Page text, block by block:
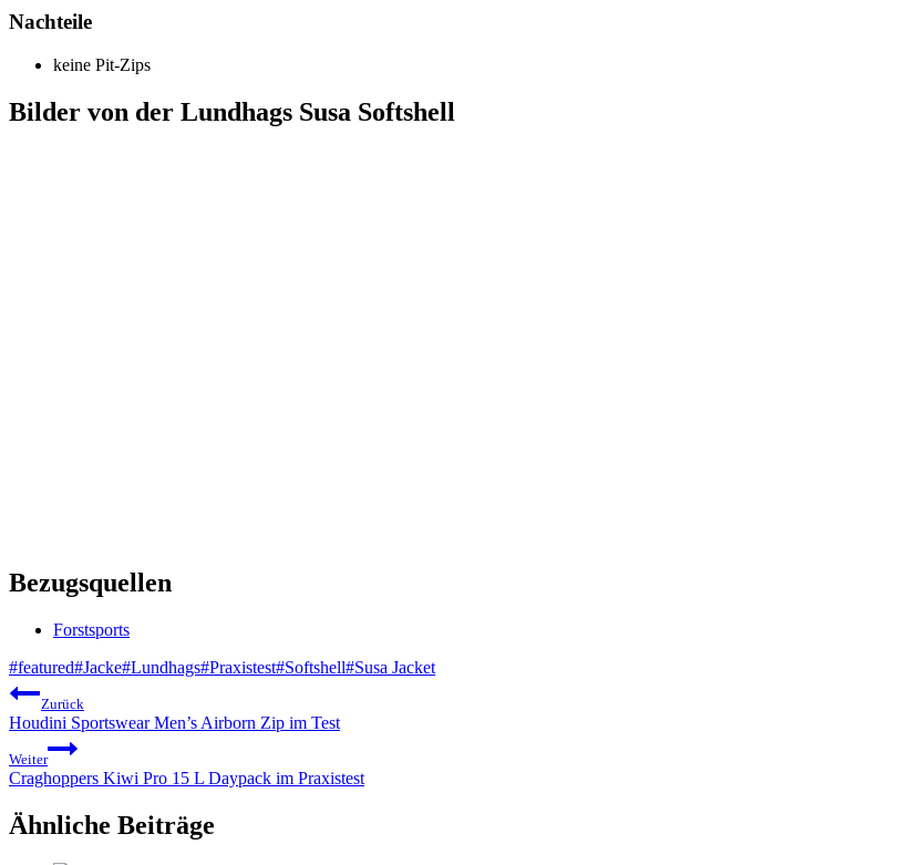
Nachteile
keine Pit-Zips
Bilder von der Lundhags Susa Softshell
Bezugsquellen
Forstsports
Schlagworte:
#featured#Jacke#Lundhags#Praxistest#Softshell#Susa Jacket
Beitragsnavigation
Zurück
Houdini Sportswear Men’s Airborn Zip im Test
Weiter
Craghoppers Kiwi Pro 15 L Daypack im Praxistest
Ähnliche Beiträge